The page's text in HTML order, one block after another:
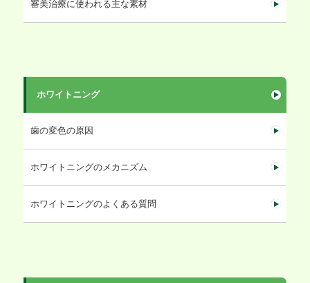
審美治療に使われる主な素材
ホワイトニング
歯の変色の原因
ホワイトニングのメカニズム
ホワイトニングのよくある質問